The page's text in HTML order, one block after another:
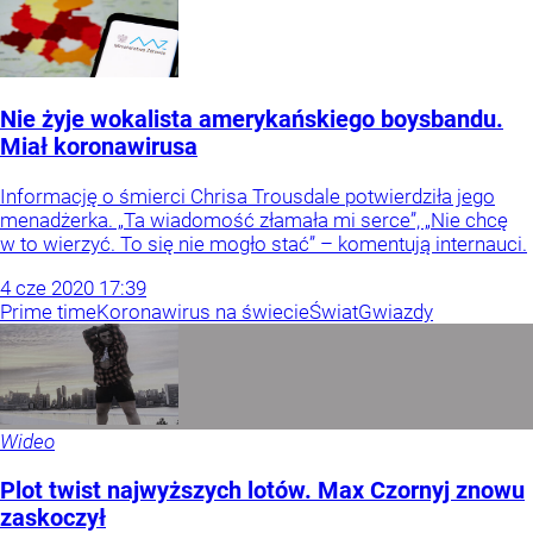
Nie żyje wokalista amerykańskiego boysbandu.
Miał koronawirusa
Informację o śmierci Chrisa Trousdale potwierdziła jego
menadżerka. „Ta wiadomość złamała mi serce”, „Nie chcę
w to wierzyć. To się nie mogło stać” – komentują internauci.
4 cze 2020 17:39
Prime timeKoronawirus na świecieŚwiatGwiazdy
Wideo
Plot twist najwyższych lotów. Max Czornyj znowu
zaskoczył